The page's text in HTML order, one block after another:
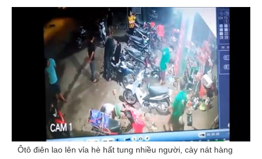
Ôtô điên lao lên vỉa hè hất tung nhiều người, cày nát hàng